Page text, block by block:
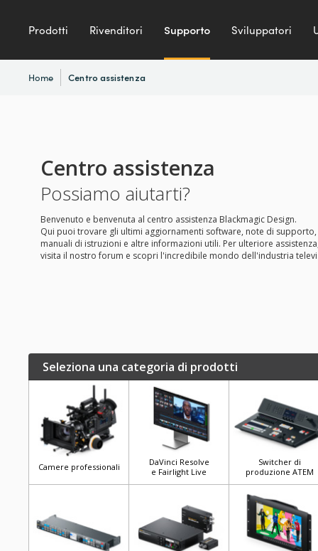
Prodotti Rivenditori Supporto Sviluppatori
Home Centro assistenza
Centro assistenza
Possiamo aiutarti?
Benvenuto e benvenuta al centro assistenza Blackmagic Design.
Qui puoi trovare gli ultimi aggiornamenti software, note di supporto,
manuali di istruzioni e altre informazioni utili. Per ulteriore
visita il nostro forum e scopri l'incredibile mondo dell'industria
Seleziona una categoria di prodotti
Camere professionali
DaVinci Resolve
e Fairlight Live
Switcher di
produzione ATEM